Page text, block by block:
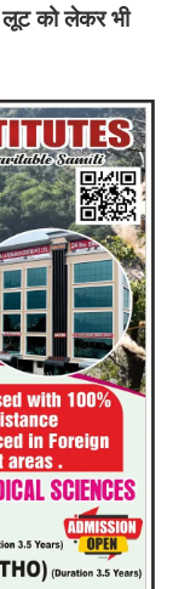
लूट को लेकर भी